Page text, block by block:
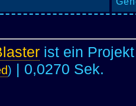
ist ein
) | 0,0270 Sek.